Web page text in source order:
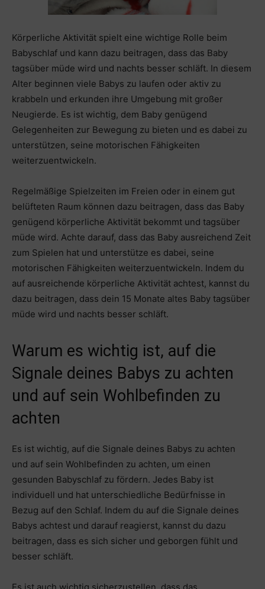
Körperliche Aktivität spielt eine wichtige Rolle beim
Babyschlaf und kann dazu beitragen, dass das Baby
tagsüber müde wird und nachts besser schläft. In diesem
Alter beginnen viele Babys zu laufen oder aktiv zu
krabbeln und erkunden ihre Umgebung mit großer
Neugierde. Es ist wichtig, dem Baby genügend
Gelegenheiten zur Bewegung zu bieten und es dabei zu
unterstützen, seine motorischen Fähigkeiten
weiterzuentwickeln.
Regelmäßige Spielzeiten im Freien oder in einem gut
belüfteten Raum können dazu beitragen, dass das Baby
genügend körperliche Aktivität bekommt und tagsüber
müde wird. Achte darauf, dass das Baby ausreichend Zeit
zum Spielen hat und unterstütze es dabei, seine
motorischen Fähigkeiten weiterzuentwickeln. Indem du
auf ausreichende körperliche Aktivität achtest, kannst du
dazu beitragen, dass dein 15 Monate altes Baby tagsüber
müde wird und nachts besser schläft.
Warum es wichtig ist, auf die
Signale deines Babys zu achten
und auf sein Wohlbefinden zu
achten
Es ist wichtig, auf die Signale deines Babys zu achten
und auf sein Wohlbefinden zu achten, um einen
gesunden Babyschlaf zu fördern. Jedes Baby ist
individuell und hat unterschiedliche Bedürfnisse in
Bezug auf den Schlaf. Indem du auf die Signale deines
Babys achtest und darauf reagierst, kannst du dazu
beitragen, dass es sich sicher und geborgen fühlt und
besser schläft.